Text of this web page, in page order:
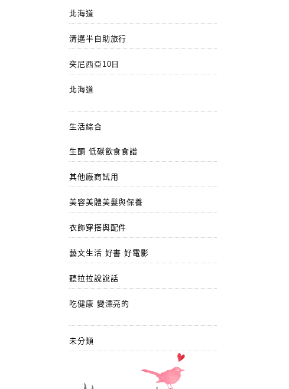
北海道
清邁半自助旅行
突尼西亞10日
北海道
生活綜合
生酮 低碳飲食食譜
其他廠商試用
美容美體美髮與保養
衣飾穿搭與配件
藝文生活 好書 好電影
聽拉拉說說話
吃健康 變漂亮的
未分類